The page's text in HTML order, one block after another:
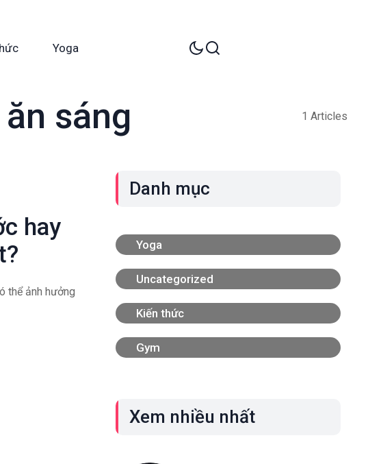
Yoga
sáng 1 Articles
hay
thể ảnh hưởng
Danh mục
Yoga
Uncategorized
Kiến thức
Gym
Xem nhiều nhất